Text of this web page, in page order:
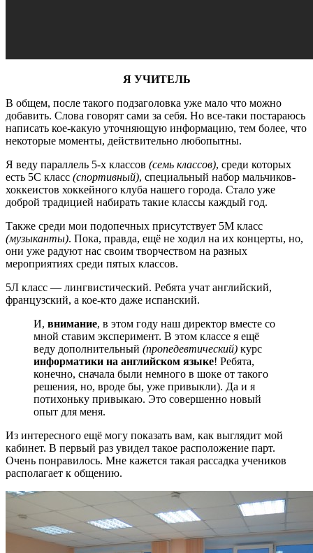
Я УЧИТЕЛЬ
В общем, после такого подзаголовка уже мало что можно
добавить. Слова говорят сами за себя. Но все-таки постараюсь
написать кое-какую уточняющую информацию, тем более, что
некоторые моменты, действительно любопытны.
Я веду параллель 5-х классов (семь классов), среди которых
есть 5С класс (спортивный), специальный набор мальчиков-
хоккеистов хоккейного клуба нашего города. Стало уже
доброй традицией набирать такие классы каждый год.
Также среди мои подопечных присутствует 5М класс
(музыканты). Пока, правда, ещё не ходил на их концерты, но,
они уже радуют нас своим творчеством на разных
мероприятиях среди пятых классов.
5Л класс — лингвистический. Ребята учат английский,
французский, а кое-кто даже испанский.
И, внимание, в этом году наш директор вместе со
мной ставим эксперимент. В этом классе я ещё
веду дополнительный (пропедевтический) курс
информатики на английском языке! Ребята,
конечно, сначала были немного в шоке от такого
решения, но, вроде бы, уже привыкли). Да и я
потихоньку привыкаю. Это совершенно новый
опыт для меня.
Из интересного ещё могу показать вам, как выглядит мой
кабинет. В первый раз увидел такое расположение парт.
Очень понравилось. Мне кажется такая рассадка учеников
располагает к общению.